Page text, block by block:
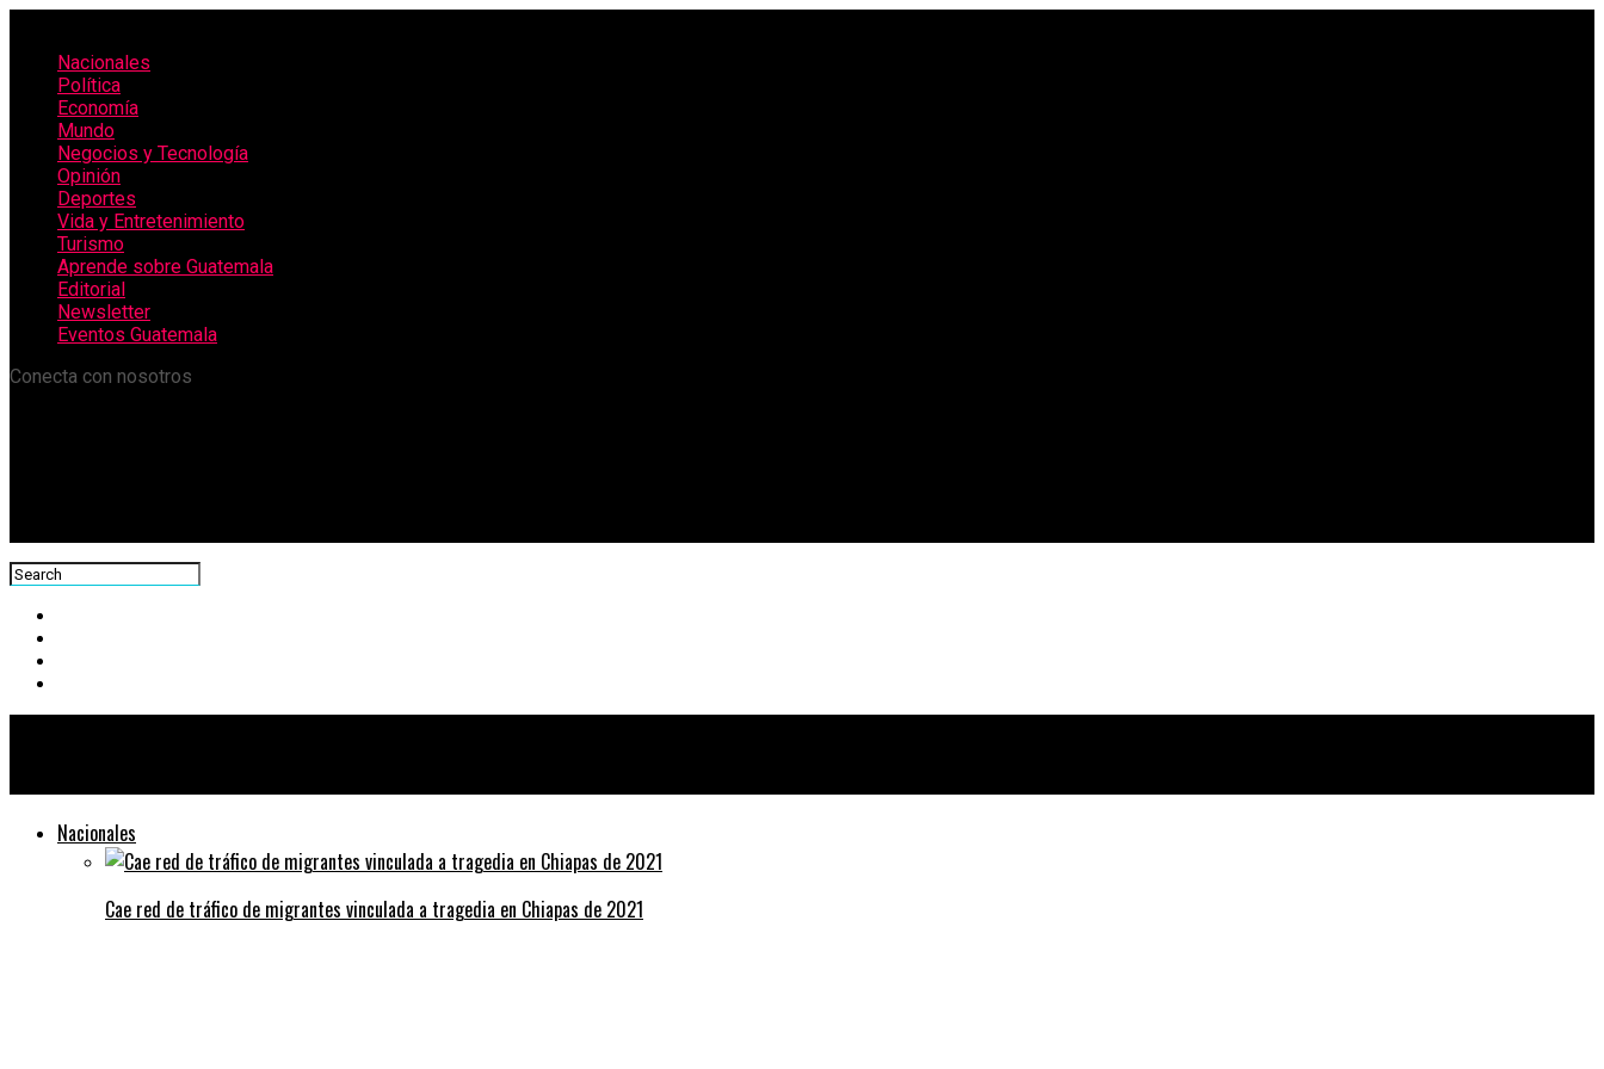
Nacionales
Política
Economía
Mundo
Negocios y Tecnología
Opinión
Deportes
Vida y Entretenimiento
Turismo
Aprende sobre Guatemala
Editorial
Newsletter
Eventos Guatemala
Conecta con nosotros
Nacionales
Cae red de tráfico de migrantes vinculada a tragedia en Chiapas de 2021